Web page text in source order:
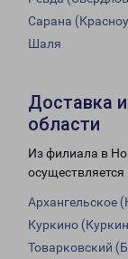
Сарана
Шаля
Доставка
области
Из филиала в
Архангельское
Куркино
Товарковский